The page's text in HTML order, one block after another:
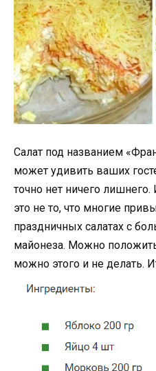
Салат под названием
может удивить ваших
точно нет ничего
это не то, что многие
праздничных салатах с
майонеза. Можно
можно этого и не делать.